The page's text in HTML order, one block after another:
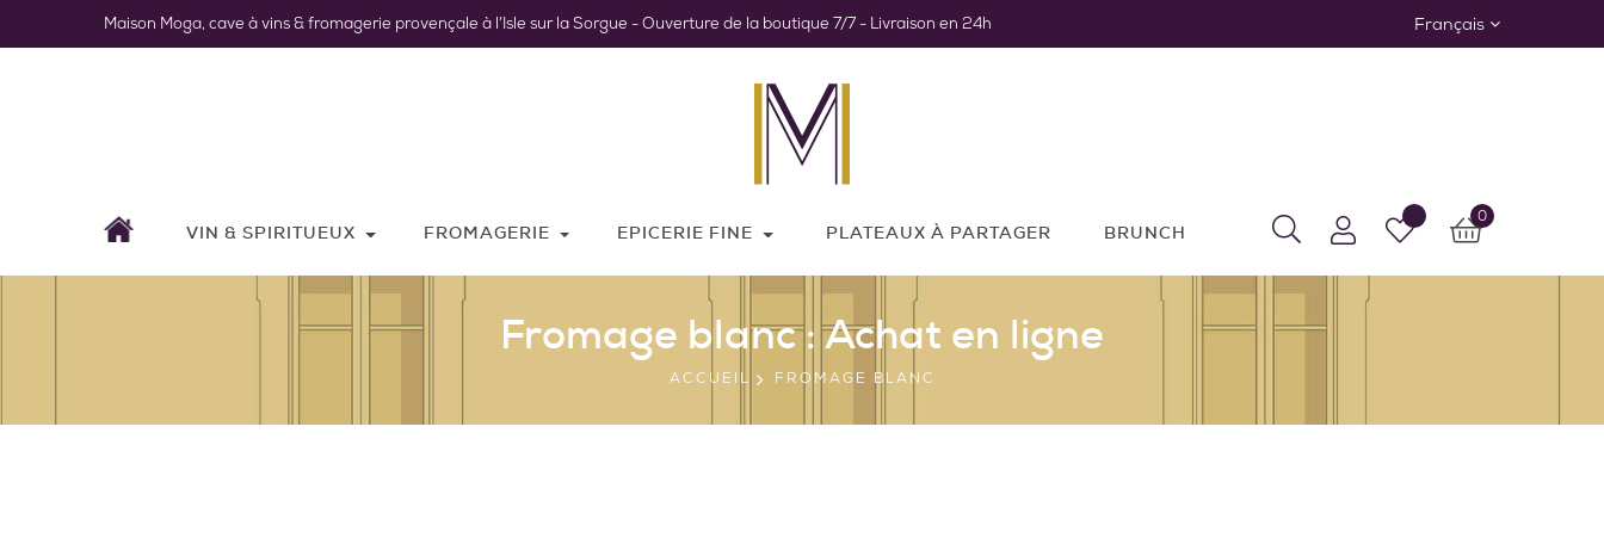
Maison Moga, cave à vins & fromagerie provençale à l’Isle sur la Sorgue - Ouverture de la boutique 7/7 - Livraison en 24h Français
VIN & SPIRITUEUX FROMAGERIE EPICERIE FINE PLATEAUX À PARTAGER BRUNCH
0
Fromage blanc : Achat en ligne
ACCUEIL FROMAGE BLANC